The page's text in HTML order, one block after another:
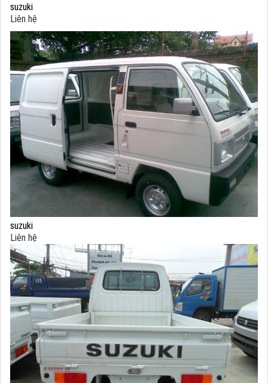
suzuki
Liên hệ
suzuki
Liên hệ